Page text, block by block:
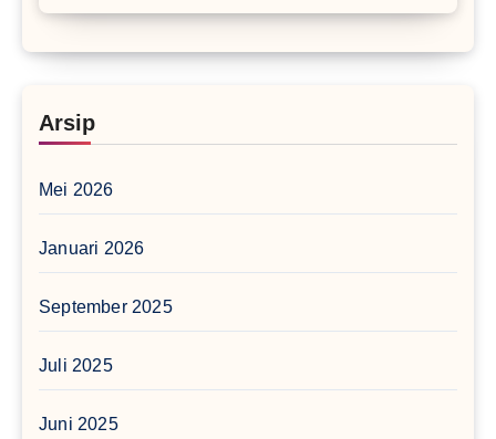
Arsip
Mei 2026
Januari 2026
September 2025
Juli 2025
Juni 2025